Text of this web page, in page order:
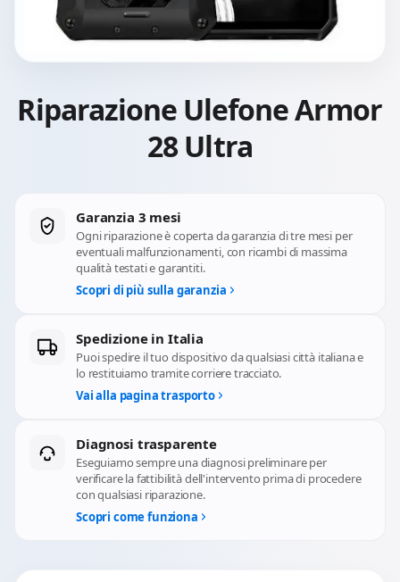
Riparazione Ulefone Armor
28 Ultra
Garanzia 3 mesi
Ogni riparazione è coperta da garanzia di tre mesi per
eventuali malfunzionamenti, con ricambi di massima
qualità testati e garantiti.
Scopri di più sulla garanzia
Spedizione in Italia
Puoi spedire il tuo dispositivo da qualsiasi città italiana e
lo restituiamo tramite corriere tracciato.
Vai alla pagina trasporto
Diagnosi trasparente
Eseguiamo sempre una diagnosi preliminare per
verificare la fattibilità dell'intervento prima di procedere
con qualsiasi riparazione.
Scopri come funziona